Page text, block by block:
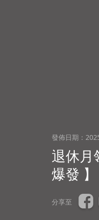
發佈日期：
退休月
爆發 】
分享至